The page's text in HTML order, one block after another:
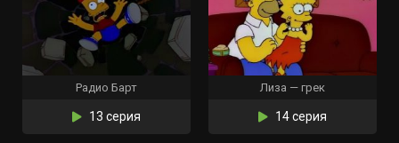
Радио Барт
13 серия
Лиза — грек
14 серия